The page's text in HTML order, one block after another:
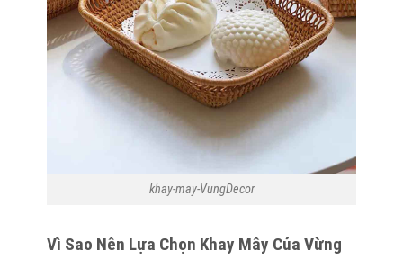
khay-may-VungDecor
Vì Sao Nên Lựa Chọn Khay Mây Của Vừng